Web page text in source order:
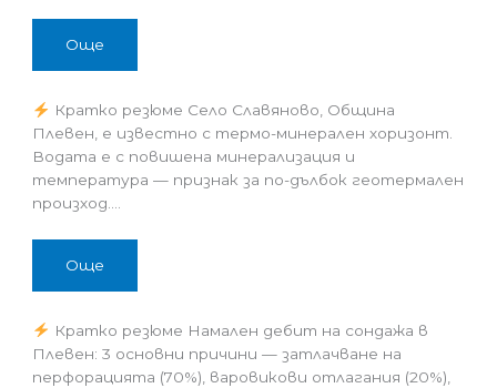
Още
Кратко резюме Село Славяново, Община
Плевен, е известно с термо-минерален хоризонт.
Водата е с повишена минерализация и
температура — признак за по-дълбок геотермален
произход.…
Още
Кратко резюме Намален дебит на сондажа в
Плевен: 3 основни причини — затлачване на
перфорацията (70%), варовикови отлагания (20%),